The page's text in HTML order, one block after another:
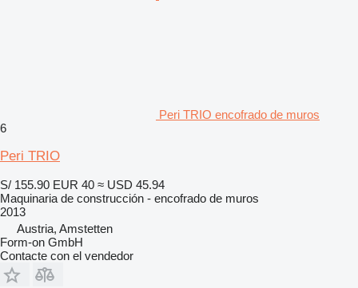
Peri TRIO encofrado de muros
6
Peri TRIO
S/ 155.90 EUR 40 ≈ USD 45.94
Maquinaria de construcción - encofrado de muros
2013
Austria, Amstetten
Form-on GmbH
Contacte con el vendedor